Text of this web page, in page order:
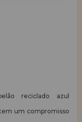
reciclado azul
um compromisso